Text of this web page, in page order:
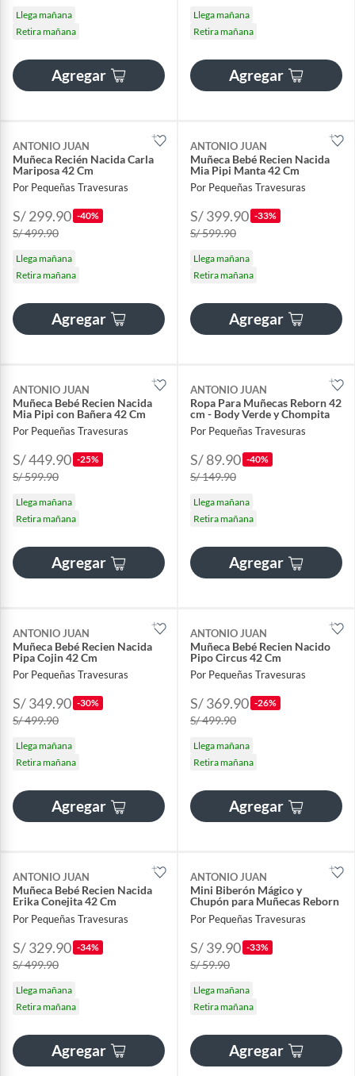
Llega mañana
Retira mañana
Agregar
Llega mañana
Retira mañana
Agregar
ANTONIO JUAN
Muñeca Recién Nacida Carla
Mariposa 42 Cm
Por Pequeñas Travesuras
S/ 299.90 -40%
S/ 499.90
Llega mañana
Retira mañana
Agregar
ANTONIO JUAN
Muñeca Bebé Recien Nacida
Mia Pipi Manta 42 Cm
Por Pequeñas Travesuras
S/ 399.90 -33%
S/ 599.90
Llega mañana
Retira mañana
Agregar
ANTONIO JUAN
Muñeca Bebé Recien Nacida
Mia Pipi con Bañera 42 Cm
Por Pequeñas Travesuras
S/ 449.90 -25%
S/ 599.90
Llega mañana
Retira mañana
Agregar
ANTONIO JUAN
Ropa Para Muñecas Reborn 42
cm - Body Verde y Chompita
Por Pequeñas Travesuras
S/ 89.90 -40%
S/ 149.90
Llega mañana
Retira mañana
Agregar
ANTONIO JUAN
Muñeca Bebé Recien Nacida
Pipa Cojin 42 Cm
Por Pequeñas Travesuras
S/ 349.90 -30%
S/ 499.90
Llega mañana
Retira mañana
Agregar
ANTONIO JUAN
Muñeca Bebé Recien Nacido
Pipo Circus 42 Cm
Por Pequeñas Travesuras
S/ 369.90 -26%
S/ 499.90
Llega mañana
Retira mañana
Agregar
ANTONIO JUAN
Muñeca Bebé Recien Nacida
Erika Conejita 42 Cm
Por Pequeñas Travesuras
S/ 329.90 -34%
S/ 499.90
Llega mañana
Retira mañana
Agregar
ANTONIO JUAN
Mini Biberón Mágico y
Chupón para Muñecas Reborn
Por Pequeñas Travesuras
S/ 39.90 -33%
S/ 59.90
Llega mañana
Retira mañana
Agregar